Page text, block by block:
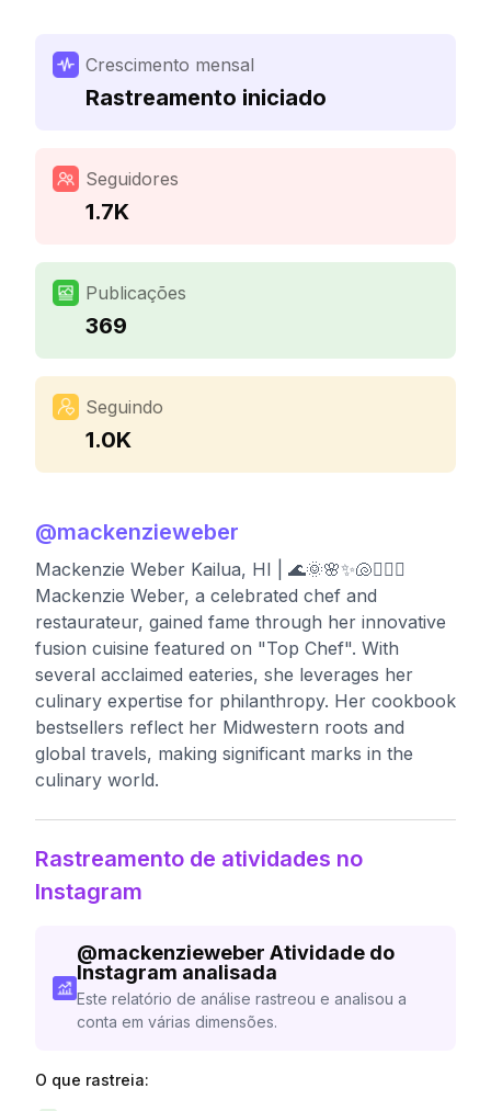
Crescimento mensal
Rastreamento iniciado
Seguidores
1.7K
Publicações
369
Seguindo
1.0K
@mackenzieweber
Mackenzie Weber Kailua, HI | 🌊🌞🌸✨🐚🧚🏼‍♀️
Mackenzie Weber, a celebrated chef and
restaurateur, gained fame through her innovative
fusion cuisine featured on "Top Chef". With
several acclaimed eateries, she leverages her
culinary expertise for philanthropy. Her cookbook
bestsellers reflect her Midwestern roots and
global travels, making significant marks in the
culinary world.
Rastreamento de atividades no
Instagram
@mackenzieweber Atividade do
Instagram analisada
Este relatório de análise rastreou e analisou a
conta em várias dimensões.
O que rastreia: